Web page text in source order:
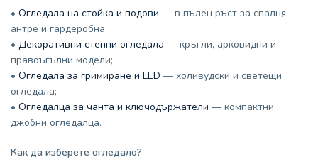
• Огледала на стойка и подови — в пълен ръст за спалня,
антре и гардеробна;
• Декоративни стенни огледала — кръгли, арковидни и
правоъгълни модели;
• Огледала за гримиране и LED — холивудски и светещи
огледала;
• Огледалца за чанта и ключодържатели — компактни
джобни огледалца.
Как да изберете огледало?